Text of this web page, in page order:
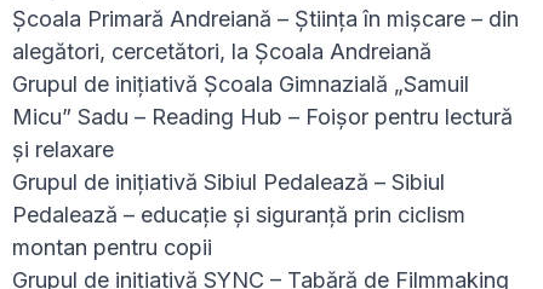
Școala Primară Andreiană – Știința în mișcare – din
alegători, cercetători, la Școala Andreiană
Grupul de inițiativă Școala Gimnazială „Samuil
Micu” Sadu – Reading Hub – Foișor pentru lectură
și relaxare
Grupul de inițiativă Sibiul Pedalează – Sibiul
Pedalează – educație și siguranță prin ciclism
montan pentru copii
Grupul de inițiativă SYNC – Tabără de Filmmaking